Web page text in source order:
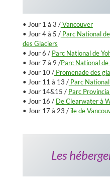
• Jour 1 à 3 /Vancouver
• Jour 4 à 5 /Parc National
des Glaciers
• Jour 6 / Parc National de
• Jour 7 à 9 /Parc National de
• Jour 10 /Promenade des
• Jour 11 à 13 /Parc National
• Jour 14&15 / Parc
• Jour 16 / De Clearwater à
• Jour 17 à 23 /île de
Les